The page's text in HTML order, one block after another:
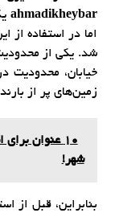
ahmadikheybar
اما در استفاده از
شد. یکی از
خیابان، محدودیت
زمین‌های پر از
10 عنوان
شهر!
بنابراین، قبل از